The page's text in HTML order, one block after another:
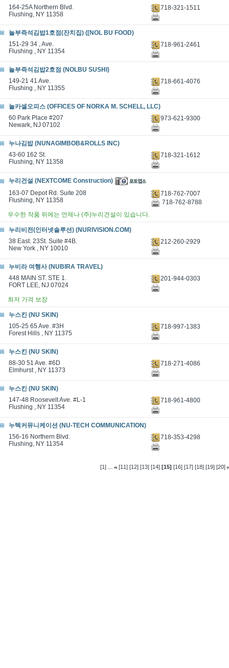
164-25A Northern Blvd.
Flushing, NY 11358
718-321-1511
놀부즉석김밥1호점(잔치집) ([NOL BU FOOD)
151-29 34 , Ave.
Flushing , NY 11354
718-961-2461
놀부즉석김밥2호점 (NOLBU SUSHI)
149-21 41 Ave.
Flushing , NY 11355
718-661-4076
놀카셀오피스 (OFFICES OF NORKA M. SCHELL, LLC)
60 Park Place #207
Newark, NJ 07102
973-621-9300
누나김밥 (NUNAGIMBOB&ROLLS INC)
43-60 162 St.
Flushing, NY 11358
718-321-1612
누리건설 (NEXTCOME Construction)
163-07 Depot Rd. Suite 208
Flushing, NY 11358
718-762-7007
718-762-8788
우수한 작품 뒤에는 언제나 (주)누리건설이 있습니다.
누리비전(인터넷솔루션) (NURIVISION.COM)
38 East. 23St. Suite #4B.
New York , NY 10010
212-260-2929
누비라 여행사 (NUBIRA TRAVEL)
448 MAIN ST. STE 1.
FORT LEE, NJ 07024
201-944-0303
최저 가격 보장
누스킨 (NU SKIN)
105-25 65 Ave. #3H
Forest Hills , NY 11375
718-997-1383
누스킨 (NU SKIN)
88-30 51 Ave. #6D
Elmhurst , NY 11373
718-271-4086
누스킨 (NU SKIN)
147-48 Roosevelt Ave. #L-1
Flushing , NY 11354
718-961-4800
누텍커뮤니케이션 (NU-TECH COMMUNICATION)
156-16 Northern Blvd.
Flushing, NY 11354
718-353-4298
[1]... [11] [12] [13] [14] [15] [16] [17] [18] [19] [20]